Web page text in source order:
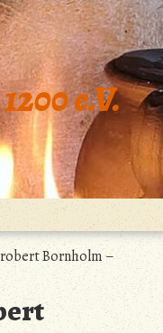
e.V.
Bornholm –